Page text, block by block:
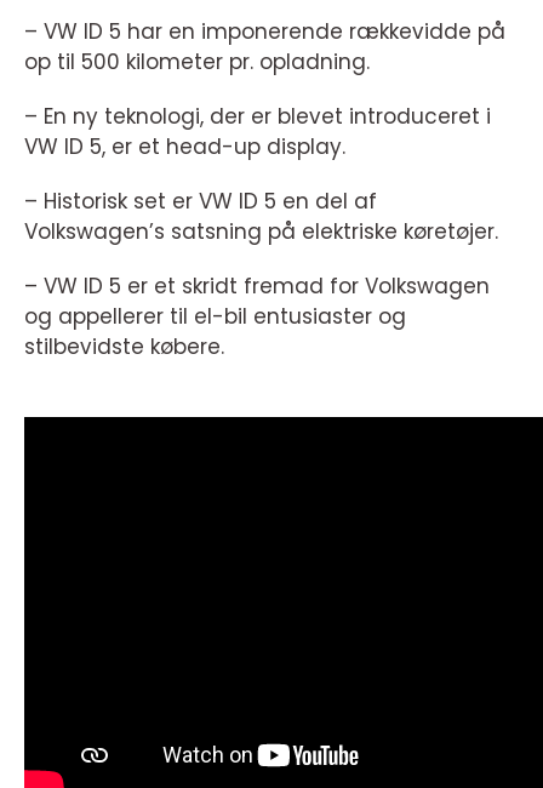
– VW ID 5 har en imponerende rækkevidde på
op til 500 kilometer pr. opladning.
– En ny teknologi, der er blevet introduceret i
VW ID 5, er et head-up display.
– Historisk set er VW ID 5 en del af
Volkswagen’s satsning på elektriske køretøjer.
– VW ID 5 er et skridt fremad for Volkswagen
og appellerer til el-bil entusiaster og
stilbevidste købere.